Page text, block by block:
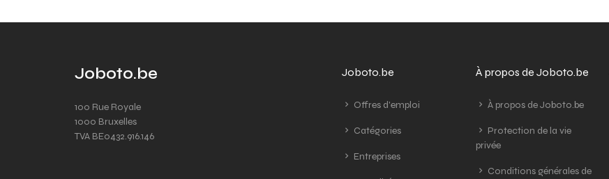
Joboto.be
100 Rue Royale
1000 Bruxelles
TVA BE0432.916.146
Joboto.be
Offres d'emploi
Catégories
Entreprises
À propos de Joboto.be
À propos de Joboto.be
Protection de la vie
privée
Conditions générales de